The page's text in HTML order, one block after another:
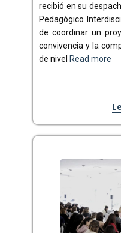
recibió en su
Pedagógico
de coordinar un
convivencia y la
de nivel Read more